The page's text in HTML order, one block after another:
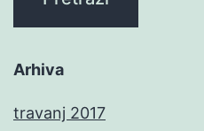
Arhiva
travanj 2017